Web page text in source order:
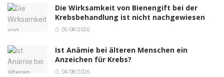
Die Wirksamkeit von Bienengift bei der
Krebsbehandlung ist nicht nachgewiesen
05/08/2026
Ist Anämie bei älteren Menschen ein
Anzeichen für Krebs?
04/08/2026